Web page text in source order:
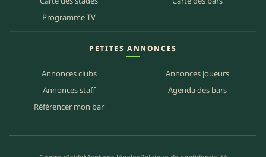
Programme TV
PETITES ANNONCES
Annonces clubs
Annonces joueurs
Annonces staff
Agenda des bars
Référencer mon bar